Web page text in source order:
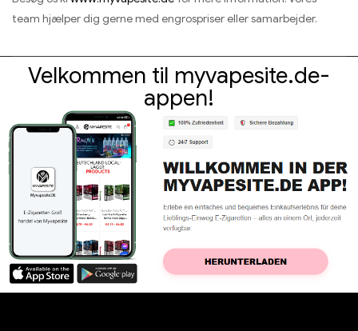
team hjælper dig gerne med engrospriser eller samarbejder.
Velkommen til myvapesite.de-
appen!